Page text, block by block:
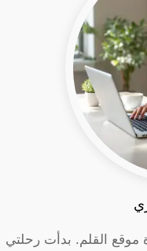
موقع القلم. بدأت رحلتي